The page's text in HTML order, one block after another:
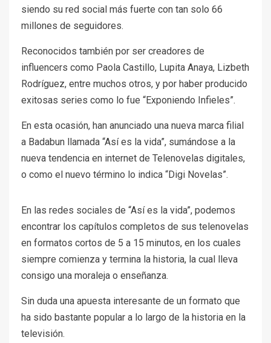
siendo su red social más fuerte con tan solo 66
millones de seguidores.
Reconocidos también por ser creadores de
influencers como Paola Castillo, Lupita Anaya, Lizbeth
Rodríguez, entre muchos otros, y por haber producido
exitosas series como lo fue “Exponiendo Infieles”.
En esta ocasión, han anunciado una nueva marca filial
a Badabun llamada “Así es la vida”, sumándose a la
nueva tendencia en internet de Telenovelas digitales,
o como el nuevo término lo indica “Digi Novelas”.
En las redes sociales de “Así es la vida”, podemos
encontrar los capítulos completos de sus telenovelas
en formatos cortos de 5 a 15 minutos, en los cuales
siempre comienza y termina la historia, la cual lleva
consigo una moraleja o enseñanza.
Sin duda una apuesta interesante de un formato que
ha sido bastante popular a lo largo de la historia en la
televisión.